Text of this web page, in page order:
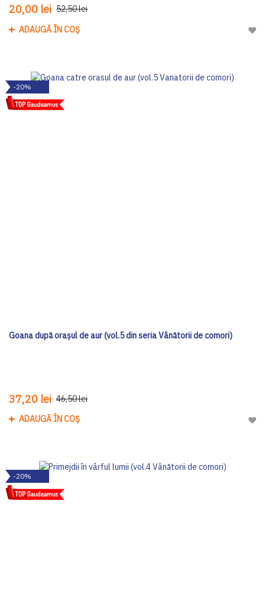
20,00 lei 52,50 lei
ADAUGĂ ÎN COȘ
-20%
Goana după orașul de aur (vol.5 din seria Vânătorii de comori)
37,20 lei 46,50 lei
ADAUGĂ ÎN COȘ
-20%